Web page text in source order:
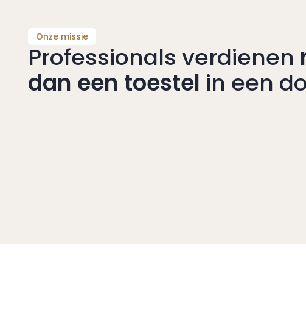
Onze missie
Professionals verdienen
dan een toestel in een